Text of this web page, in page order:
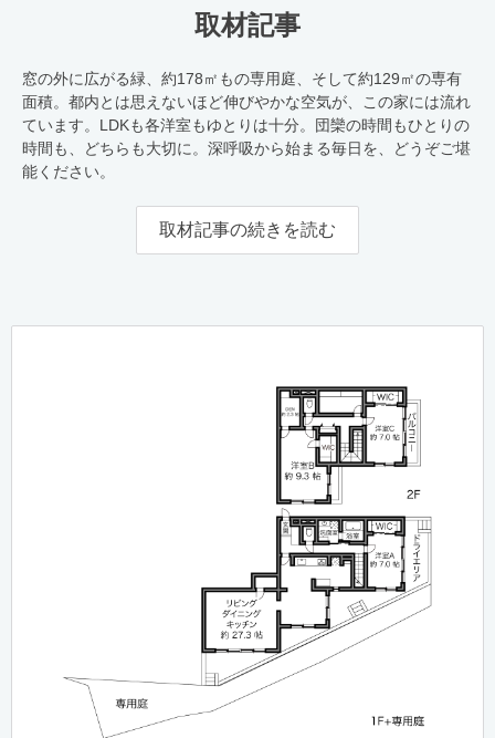
取材記事
窓の外に広がる緑、約178㎡もの専用庭、そして約129㎡の専有
面積。都内とは思えないほど伸びやかな空気が、この家には流れ
ています。LDKも各洋室もゆとりは十分。団欒の時間もひとりの
時間も、どちらも大切に。深呼吸から始まる毎日を、どうぞご堪
能ください。
取材記事の続きを読む